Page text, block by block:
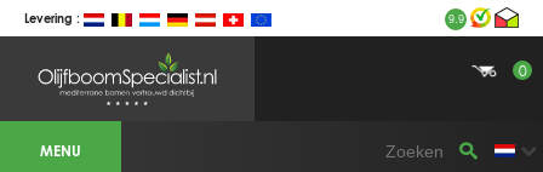
Levering : 9.9
BOTANICALGROUP WERKGEBIEDEN &
WEBSITES
0
MENU